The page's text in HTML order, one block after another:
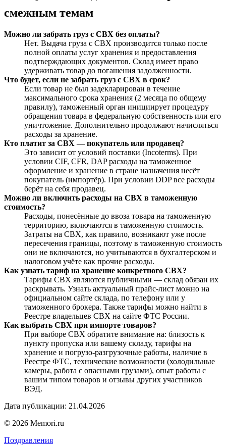
смежным темам
Можно ли забрать груз с СВХ без оплаты?
Нет. Выдача груза с СВХ производится только после
полной оплаты услуг хранения и предоставления
подтверждающих документов. Склад имеет право
удерживать товар до погашения задолженности.
Что будет, если не забрать груз с СВХ в срок?
Если товар не был задекларирован в течение
максимального срока хранения (2 месяца по общему
правилу), таможенный орган инициирует процедуру
обращения товара в федеральную собственность или его
уничтожение. Дополнительно продолжают начисляться
расходы за хранение.
Кто платит за СВХ — покупатель или продавец?
Это зависит от условий поставки (Incoterms). При
условии CIF, CFR, DAP расходы на таможенное
оформление и хранение в стране назначения несёт
покупатель (импортёр). При условии DDP все расходы
берёт на себя продавец.
Можно ли включить расходы на СВХ в таможенную
стоимость?
Расходы, понесённые до ввоза товара на таможенную
территорию, включаются в таможенную стоимость.
Затраты на СВХ, как правило, возникают уже после
пересечения границы, поэтому в таможенную стоимость
они не включаются, но учитываются в бухгалтерском и
налоговом учёте как прочие расходы.
Как узнать тариф на хранение конкретного СВХ?
Тарифы СВХ являются публичными — склад обязан их
раскрывать. Узнать актуальный прайс-лист можно на
официальном сайте склада, по телефону или у
таможенного брокера. Также тарифы можно найти в
Реестре владельцев СВХ на сайте ФТС России.
Как выбрать СВХ при импорте товаров?
При выборе СВХ обратите внимание на: близость к
пункту пропуска или вашему складу, тарифы на
хранение и погрузо-разгрузочные работы, наличие в
Реестре ФТС, технические возможности (холодильные
камеры, работа с опасными грузами), опыт работы с
вашим типом товаров и отзывы других участников
ВЭД.
Дата публикации: 21.04.2026
© 2026 Memori.ru
Поздравления